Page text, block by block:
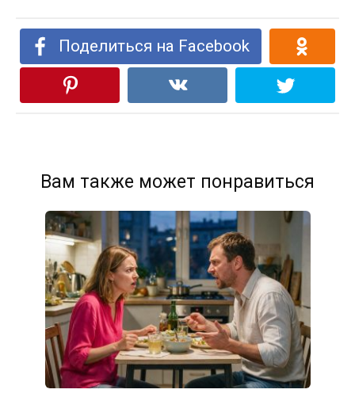
Поделиться на Facebook
Вам также может понравиться